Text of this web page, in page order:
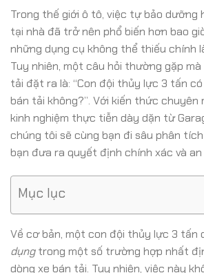
Trong thế giới ô tô, việc tự bảo dưỡng
tại nhà đã trở nên phổ biến hơn bao
những dụng cụ không thể thiếu chính
Tuy nhiên, một câu hỏi thường gặp
tải đặt ra là: “Con đội thủy lực 3 tấn
bán tải không?”. Với kiến thức chuyên
kinh nghiệm thực tiễn dày dặn từ
chúng tôi sẽ cùng bạn đi sâu phân
bạn đưa ra quyết định chính xác và
Mục lục
Về cơ bản, một con đội thủy lực 3 tấn
dụngtrong một số trường hợp nhất
dòng xe bán tải. Tuy nhiên, việc này